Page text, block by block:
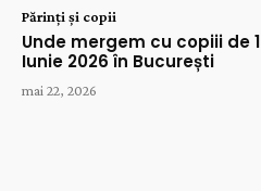
Părinți și copii
Unde mergem cu copiii de 1
Iunie 2026 în București
mai 22, 2026